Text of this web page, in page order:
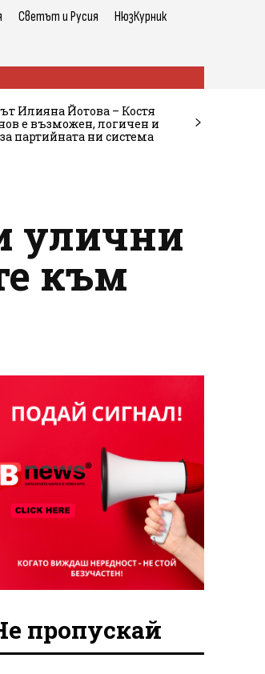
Светът и Русия НюзКурник
Илияна Йотова – Костя
е възможен, логичен и
партийната ни система
улични
към
пропускай